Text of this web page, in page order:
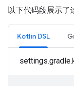
以下代码段展示了
Kotlin DSL